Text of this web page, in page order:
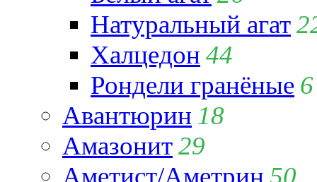
Натуральный агат
Халцедон 44
Рондели гранёные 6
Авантюрин 18
Амазонит29
Аметист/Аметрин 50